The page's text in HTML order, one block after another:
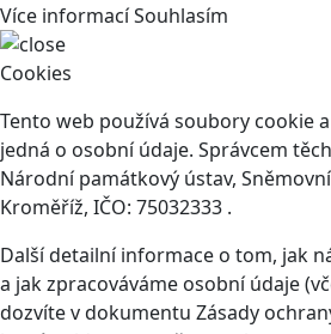
Více informacíSouhlasím
Cookies
Tento web používá soubory cookie
jedná o osobní údaje. Správcem
Národní památkový ústav, Sněmovní
Kroměříž, IČO: 75032333 .
Další detailní informace o tom, jak
a jak zpracováváme osobní údaje
dozvíte v dokumentu Zásady